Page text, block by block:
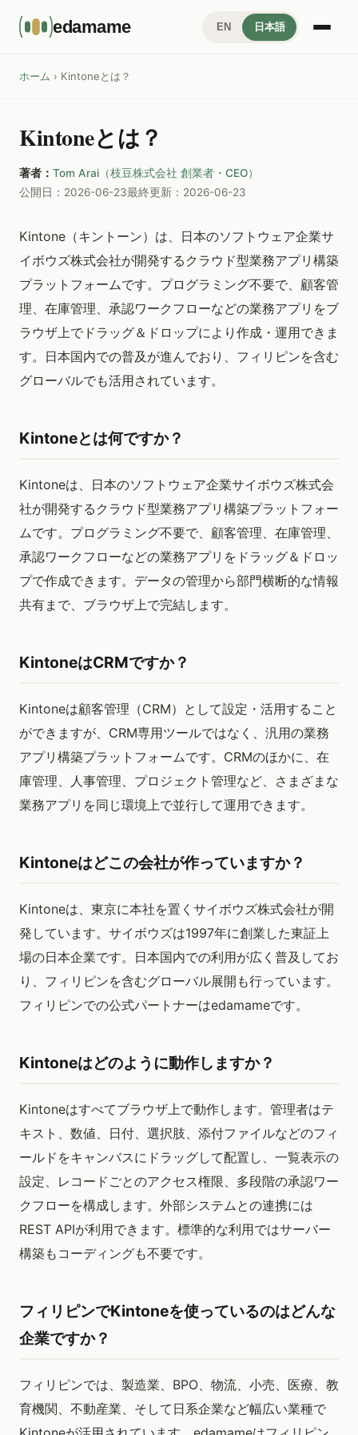
edamame EN 日本語
ホーム › Kintoneとは？
Kintoneとは？
著者： Tom Arai（枝豆株式会社 創業者・CEO）
公開日：2026-06-23最終更新：2026-06-23
Kintone（キントーン）は、日本のソフトウェア企業サ
イボウズ株式会社が開発するクラウド型業務アプリ構築
プラットフォームです。プログラミング不要で、顧客管
理、在庫管理、承認ワークフローなどの業務アプリをブ
ラウザ上でドラッグ＆ドロップにより作成・運用できま
す。日本国内での普及が進んでおり、フィリピンを含む
グローバルでも活用されています。
Kintoneとは何ですか？
Kintoneは、日本のソフトウェア企業サイボウズ株式会
社が開発するクラウド型業務アプリ構築プラットフォー
ムです。プログラミング不要で、顧客管理、在庫管理、
承認ワークフローなどの業務アプリをドラッグ＆ドロッ
プで作成できます。データの管理から部門横断的な情報
共有まで、ブラウザ上で完結します。
KintoneはCRMですか？
Kintoneは顧客管理（CRM）として設定・活用すること
ができますが、CRM専用ツールではなく、汎用の業務
アプリ構築プラットフォームです。CRMのほかに、在
庫管理、人事管理、プロジェクト管理など、さまざまな
業務アプリを同じ環境上で並行して運用できます。
Kintoneはどこの会社が作っていますか？
Kintoneは、東京に本社を置くサイボウズ株式会社が開
発しています。サイボウズは1997年に創業した東証上
場の日本企業です。日本国内での利用が広く普及してお
り、フィリピンを含むグローバル展開も行っています。
フィリピンでの公式パートナーはedamameです。
Kintoneはどのように動作しますか？
Kintoneはすべてブラウザ上で動作します。管理者はテ
キスト、数値、日付、選択肢、添付ファイルなどのフィ
ールドをキャンバスにドラッグして配置し、一覧表示の
設定、レコードごとのアクセス権限、多段階の承認ワー
クフローを構成します。外部システムとの連携には
REST APIが利用できます。標準的な利用ではサーバー
構築もコーディングも不要です。
フィリピンでKintoneを使っているのはどんな
企業ですか？
フィリピンでは、製造業、BPO、物流、小売、医療、教
育機関、不動産業、そして日系企業など幅広い業種で